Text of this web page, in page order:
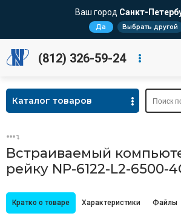
Ваш город Санкт-
Да Выбрать другой
(812) 326-59-24
Каталог товаров
Встраиваемый
рейку NP-6122-L2-6500-
Кратко о товаре Характеристики Файлы